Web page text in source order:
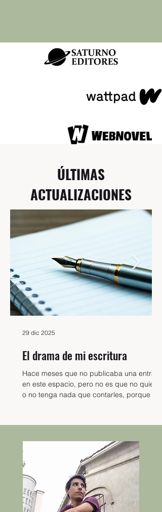
ÚLTIMAS
ACTUALIZACIONES
El drama de mi escritura
Hace meses que no publicaba una entrada
en este espacio, pero no es que no quiera
o no tenga nada que contarles, porque les
completar y que se quedarán en ese
tiempo de borrarlas definitivamente.
¡Cierto! También tengo otras cinco que me
miran de forma despectiva desde la
sección de los borradores y que de seguro
tendrán el mismo destino cruel. Pero la
verdad es que
29 dic 2025